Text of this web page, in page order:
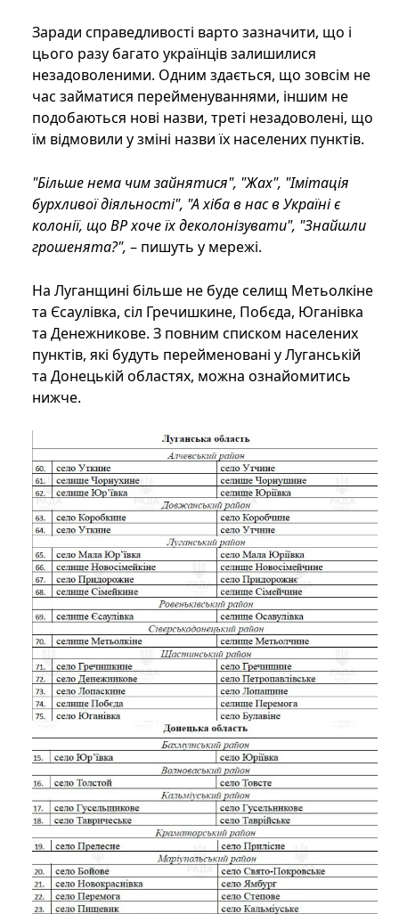
Заради справедливості варто зазначити, що і
цього разу багато українців залишилися
незадоволеними. Одним здається, що зовсім не
час займатися перейменуваннями, іншим не
подобаються нові назви, треті незадоволені, що
їм відмовили у зміні назви їх населених пунктів.
"Більше нема чим зайнятися", "Жах", "Імітація
бурхливої ​​діяльності", "А хіба в нас в Україні є
колонії, що ВР хоче їх деколонізувати", "Знайшли
грошенята?", – пишуть у мережі.
На Луганщині більше не буде селищ Метьолкіне
та Єсаулівка, сіл Гречишкине, Побєда, Юганівка
та Денежникове. З повним списком населених
пунктів, які будуть перейменовані у Луганській
та Донецькій областях, можна ознайомитись
нижче.